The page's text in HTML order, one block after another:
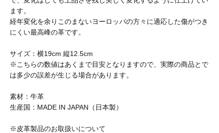
ます。
経年変化を余りこのまないヨーロッパの方々に適応した傷がつき
にくい最高峰の革です。
サイズ：横19cm 縦12.5cm
※こちらの数値はあくまで目安となりますので、実際の商品とで
は多少の誤差が生じる場合があります。
素材：牛革
生産国：MADE IN JAPAN（日本製）
※皮革製品のお取扱いについて
BUZZ RICKSON'S
CalTop
caocao watch